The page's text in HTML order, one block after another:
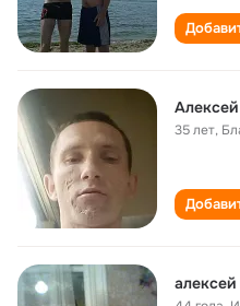
35 лет,
алексей